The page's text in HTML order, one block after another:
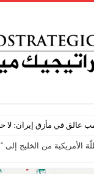
الأمريكية من الخليج